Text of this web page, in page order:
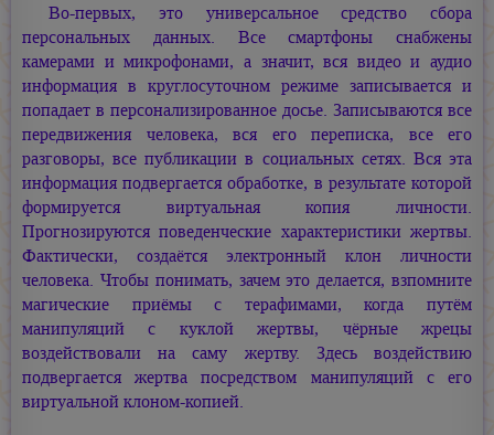
Во-первых, это универсальное средство сбора
персональных данных. Все смартфоны снабжены
камерами и микрофонами, а значит, вся видео и аудио
информация в круглосуточном режиме записывается и
попадает в персонализированное досье. Записываются все
передвижения человека, вся его переписка, все его
разговоры, все публикации в социальных сетях. Вся эта
информация подвергается обработке, в результате которой
формируется виртуальная копия личности.
Прогнозируются поведенческие характеристики жертвы.
Фактически, создаётся электронный клон личности
человека. Чтобы понимать, зачем это делается, взпомните
магические приёмы с терафимами, когда путём
манипуляций с куклой жертвы, чёрные жрецы
воздействовали на саму жертву. Здесь воздействию
подвергается жертва посредством манипуляций с его
виртуальной клоном-копией.